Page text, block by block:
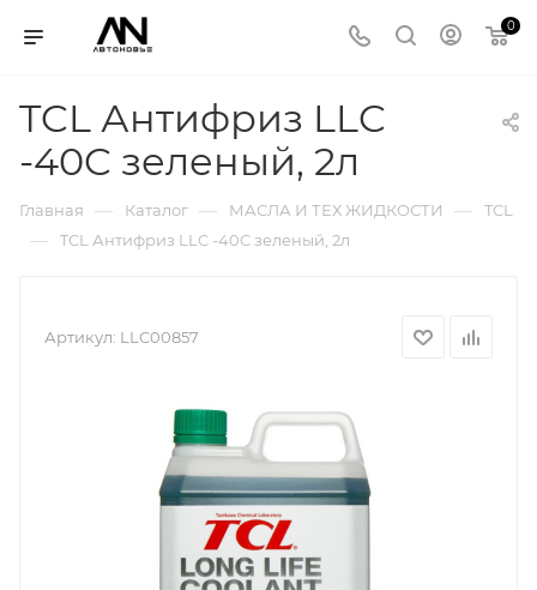
0
TCL Антифриз LLC
-40C зеленый, 2л
Главная — Каталог — МАСЛА И ТЕХ ЖИДКОСТИ — TCL
— TCL Антифриз LLC -40C зеленый, 2л
Артикул: LLC00857